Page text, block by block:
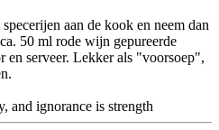
aan de kook en neem dan
50 ml rode wijn gepureerde
en serveer. Lekker als "voorsoep",
and ignorance is strength